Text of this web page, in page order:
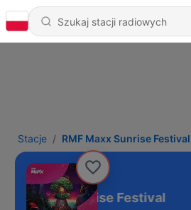
Stacje RMF Maxx Sunrise Festival
Maxx Sunrise Festival